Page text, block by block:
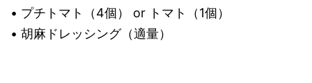
• プチトマト（4個） or トマト（1個）
• 胡麻ドレッシング（適量）